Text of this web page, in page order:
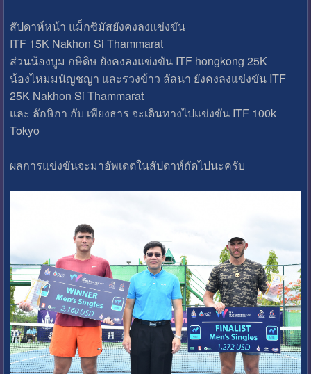
สัปดาห์หน้า แม็กซิมัสยังคงลงแข่งขัน
ITF 15K Nakhon Si Thammarat
ส่วนน้องบูม กษิดิษ ยังคงลงแข่งขัน ITF hongkong 25K
น้องไหมมนัญชญา และรวงข้าว ลัลนา ยังคงลงแข่งขัน ITF
25K Nakhon Si Thammarat
และ ลักษิกา กับ เพียงธาร จะเดินทางไปแข่งขัน ITF 100k
Tokyo
ผลการแข่งขันจะมาอัพเดตในสัปดาห์ถัดไปนะครับ